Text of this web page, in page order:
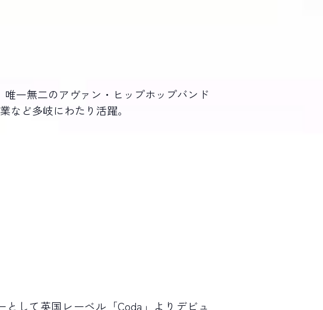
唯一無二のアヴァン・ヒップホップバンド
など多岐にわたり活躍。
して英国レーベル「Coda」よりデビュ